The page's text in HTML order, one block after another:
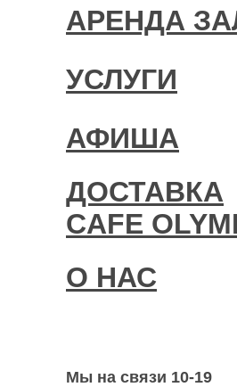
АРЕНДА
УСЛУГИ
АФИША
ДОСТАВКА
CAFE
О НАС
Мы на связи 10-19